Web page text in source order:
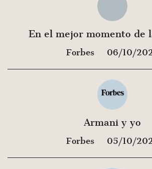
En el mejor momento de
Forbes 06/10/
Armani y yo
Forbes 05/10/